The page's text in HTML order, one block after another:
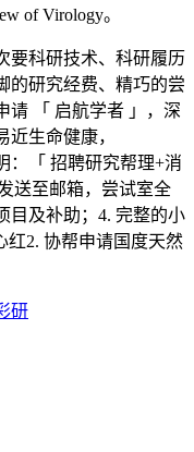
of Virology。
科研技术、科研履历
的研究经费、精巧的尝
请 「 启航学者 」，深
生命健康，
：「 招聘研究帮理+消
送至邮箱，尝试室全
目及补助；4. 完整的小
红2. 协帮申请国度天然
研